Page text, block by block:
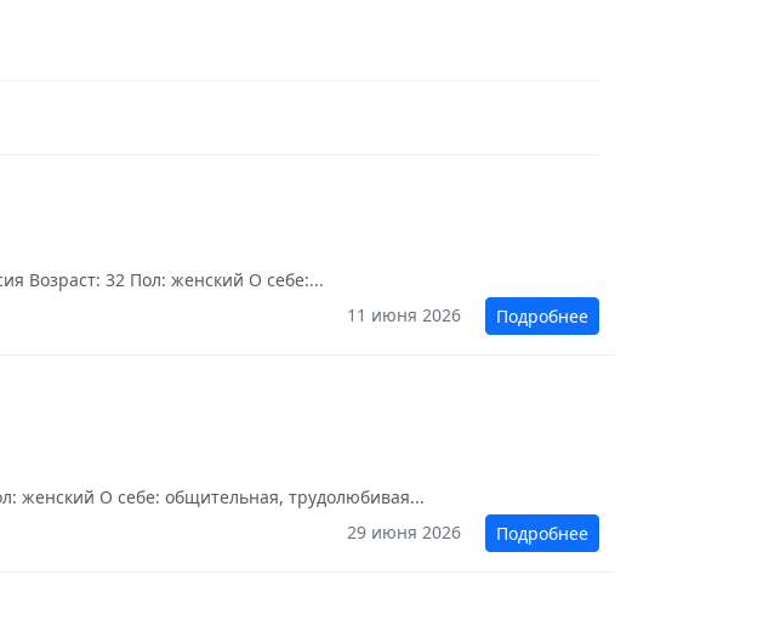
Возраст: 32 Пол: женский О себе:...
11 июня 2026
Подробнее
женский О себе: общительная, трудолюбивая...
29 июня 2026
Подробнее